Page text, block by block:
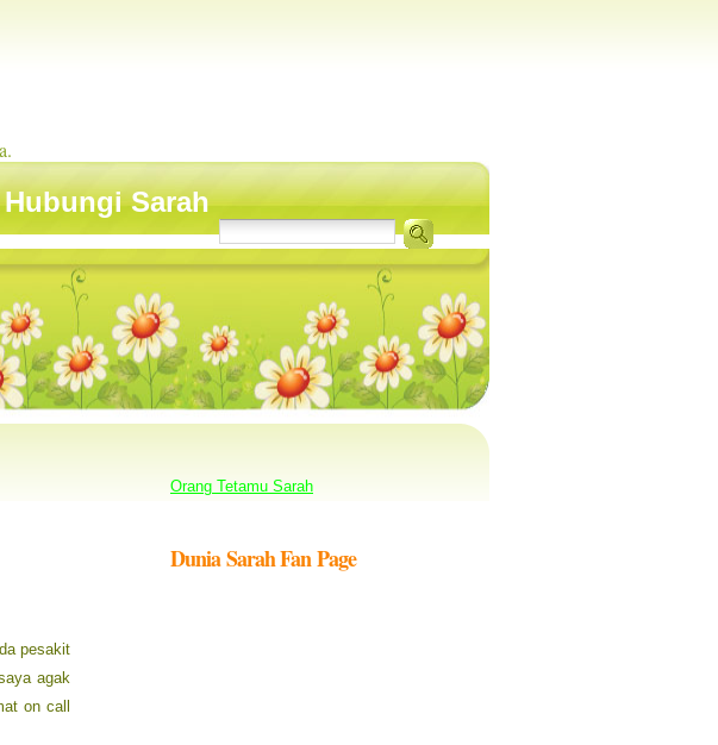
Hubungi Sarah
pesakit
agak
on call
Orang Tetamu Sarah
Dunia Sarah Fan Page